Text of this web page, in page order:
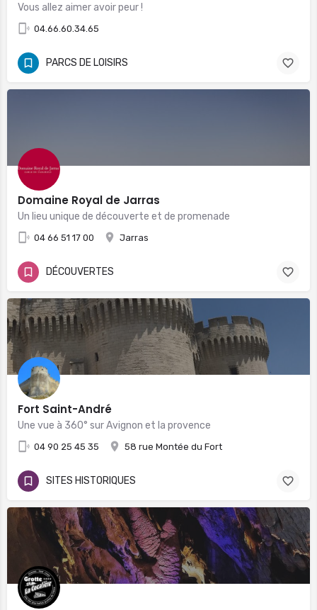
Vous allez aimer avoir peur !
04.66.60.34.65
PARCS DE LOISIRS
Domaine Royal de Jarras
Un lieu unique de découverte et de promenade
04 66 51 17 00 Jarras
DÉCOUVERTES
Fort Saint-André
Une vue à 360° sur Avignon et la provence
04 90 25 45 35 58 rue Montée du Fort
SITES HISTORIQUES